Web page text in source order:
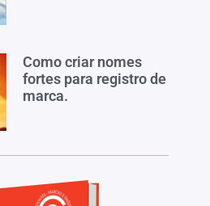
Como criar nomes
fortes para registro de
marca.